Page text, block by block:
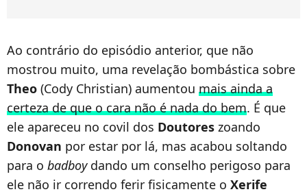
Ao contrário do episódio anterior, que não
mostrou muito, uma revelação bombástica sobre
Theo (Cody Christian) aumentou mais ainda a
certeza de que o cara não é nada do bem. É que
ele apareceu no covil dos Doutores zoando
Donovan por estar por lá, mas acabou soltando
para o badboydando um conselho perigoso para
ele não ir correndo ferir fisicamente o Xerife